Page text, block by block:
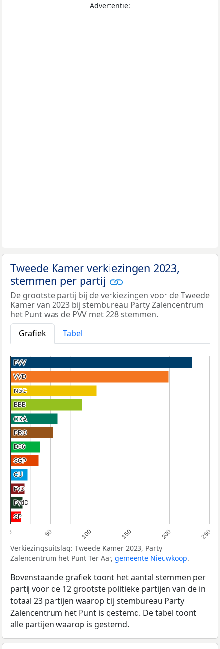
Advertentie:
Tweede Kamer verkiezingen 2023,
stemmen per partij
De grootste partij bij de verkiezingen voor de Tweede
Kamer van 2023 bij stembureau Party Zalencentrum
het Punt was de PVV met 228 stemmen.
Grafiek
Tabel
0 50 100 150 200 250
PVV
PVV
VVD
VVD
NSC
NSC
BBB
BBB
CDA
CDA
PRO
PRO
D66
D66
SGP
SGP
CU
CU
FvD
FvD
PvdD
PvdD
SP
SP
Verkiezingsuitslag: Tweede Kamer 2023, Party
Zalencentrum het Punt Ter Aar, gemeente Nieuwkoop.
Bovenstaande grafiek toont het aantal stemmen per
partij voor de 12 grootste politieke partijen van de in
totaal 23 partijen waarop bij stembureau Party
Zalencentrum het Punt is gestemd. De tabel toont
alle partijen waarop is gestemd.